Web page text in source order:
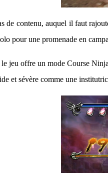
de contenu, auquel il faut
pour une promenade en
jeu offre un mode Course
et sévère comme une